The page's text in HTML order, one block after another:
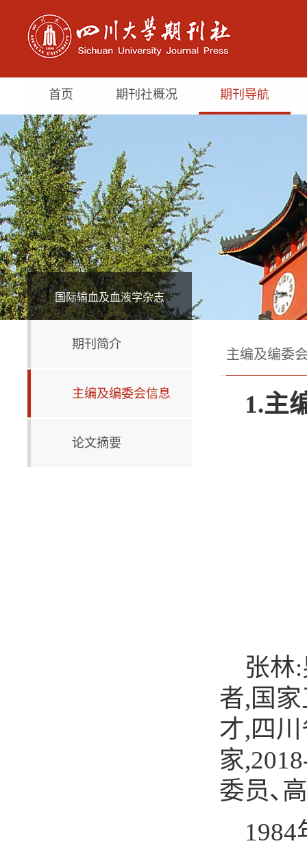
首页 期刊社概况 期刊导航
国际输血及血液学杂志
期刊简介
主编及编委会信息
论文摘要
主编及编委
1.主
张林:
者,国
才,四
家,2018
委员､
1984